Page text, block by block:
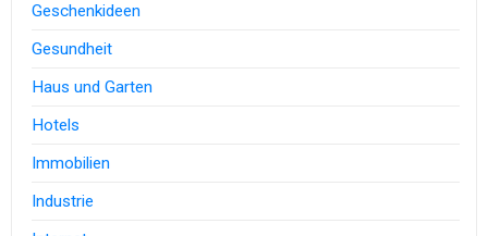
Geschenkideen
Gesundheit
Haus und Garten
Hotels
Immobilien
Industrie